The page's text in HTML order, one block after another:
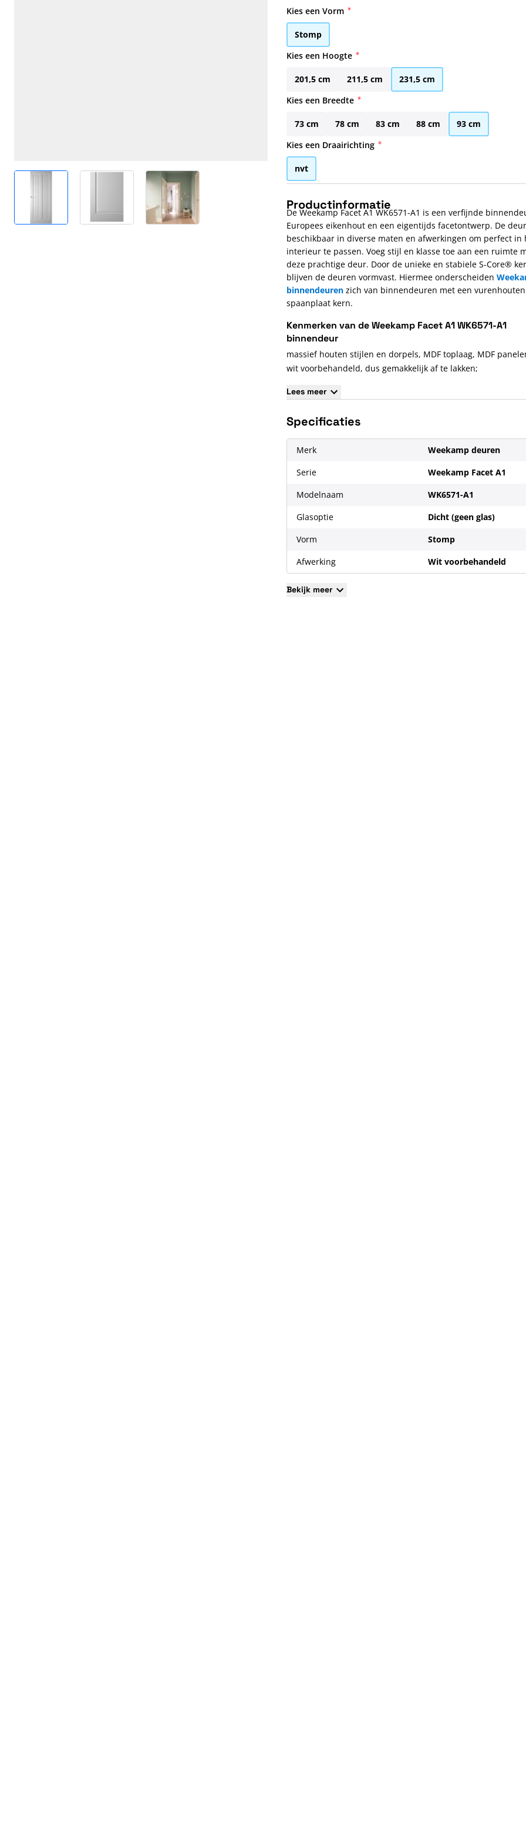
View larger image View larger image View larger image
Kies een Vorm
Stomp
Kies een Hoogte
201,5 cm 211,5 cm
231,5 cm
Kies een Breedte
73 cm 78 cm 83 cm 88 cm
93 cm
Kies een Draairichting
nvt
Productinformatie
De Weekamp Facet A1 WK6571-A1 is een verfijnde
Europees eikenhout en een eigentijds facetontwerp. De
beschikbaar in diverse maten en afwerkingen om perfect in
interieur te passen. Voeg stijl en klasse toe aan een ruimte
deze prachtige deur. Door de unieke en stabiele S-Core®
blijven de deuren vormvast. Hiermee onderscheiden
binnendeuren zich van binnendeuren met een
spaanplaat kern.
Kenmerken van de Weekamp Facet A1 WK6571-A1
binnendeur
massief houten stijlen en dorpels, MDF toplaag, MDF
wit voorbehandeld, dus gemakkelijk af te lakken;
KOMO gecertificeerd;
paumelleboringen in opdekdeuren voorgeboord;
12 jaar garantie:
Lees meer
Specificaties
Merk
Weekamp deuren
Serie
Weekamp Facet A1
Modelnaam
WK6571-A1
Glasoptie
Dicht (geen glas)
Vorm
Stomp
Afwerking
Wit voorbehandeld
Bekijk meer